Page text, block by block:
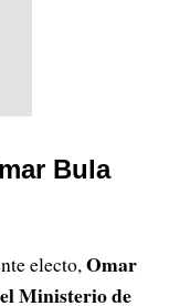
Bula
electo,Omar
Ministerio de